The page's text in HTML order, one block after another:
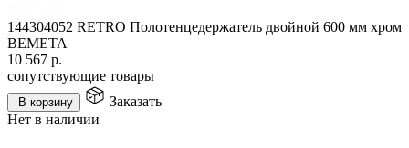
144304052 RETRO Полотенцедержатель двойной 600 мм хром
BEMETA
10 567 р.
сопутствующие товары
В корзину
Заказать
Нет в наличии